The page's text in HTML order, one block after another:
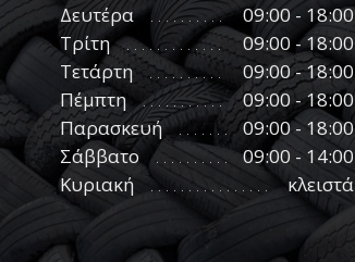
Δευτέρα
09:00 - 18:00
Τρίτη
09:00 - 18:00
Τετάρτη
09:00 - 18:00
Πέμπτη
09:00 - 18:00
Παρασκευή
09:00 - 18:00
Σάββατο
09:00 - 14:00
Κυριακή
κλειστά